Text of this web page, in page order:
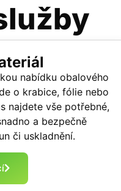
nabídku obalového
o krabice, fólie nebo
najdete vše potřebné,
a bezpečně
či uskladnění.